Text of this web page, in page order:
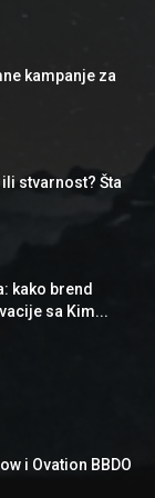
kampanje za
stvarnost? Šta
kako brend
sa Kim...
i Ovation BBDO